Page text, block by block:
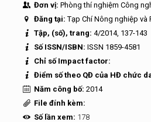
Đơn vị: Phòng thí nghiệm Công
Đăng tại:Tạp Chí Nông nghiệp và
Tập, (số), trang: 4/2014, 137-143
Số ISSN/ISBN: ISSN 1859-4581
Chỉ số Impact factor:
Điểm số theo QĐ của HĐ chức
Năm công bố: 2014
File đính kèm:
Số lần xem: 178